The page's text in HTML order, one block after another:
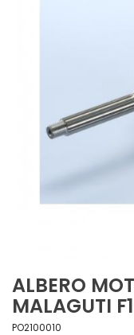
ALBERO
MALAGUTI
PO2100010